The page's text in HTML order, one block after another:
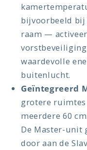
bijvoorbeeld bij
raam —
waardevolle
buitenlucht.
Geïntegreerd
grotere
meerdere 60
De Master-unit
door aan de